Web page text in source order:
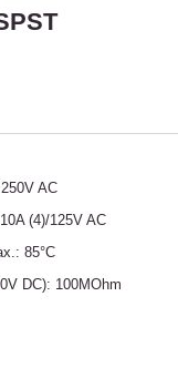
AC
(4)/125V AC
85°C
DC): 100MOhm